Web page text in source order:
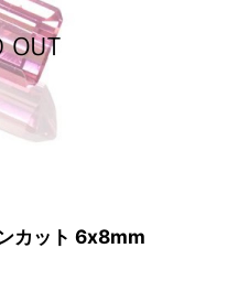
カット 6x8mm